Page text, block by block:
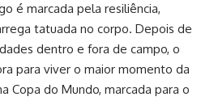
é marcada pela resiliência,
tatuada no corpo. Depois de
dentro e fora de campo, o
para viver o maior momento da
Copa do Mundo, marcada para o